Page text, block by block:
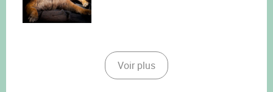
Voir plus